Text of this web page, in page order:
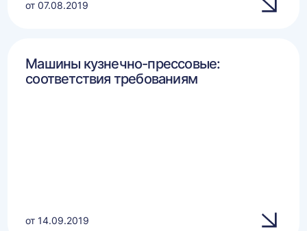
от 07.08.2019
Машины кузнечно-прессовые:
соответствия требованиям
от 14.09.2019